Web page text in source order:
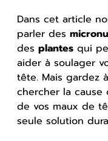
Dans cet article
parler des
des plantes qui
aider à soulager
tête. Mais gardez
chercher la cause
de vos maux de
seule solution